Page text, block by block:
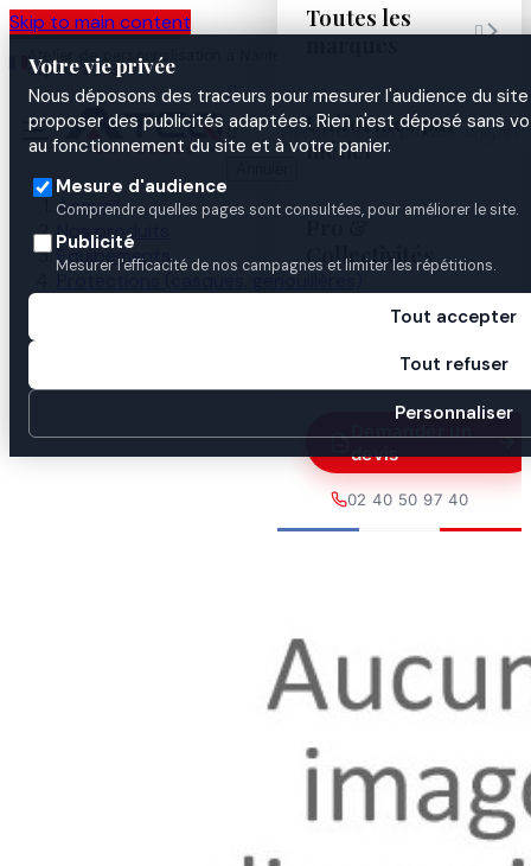
Skip to main content
Votre vie privée
Nous déposons des traceurs pour mesurer l'audience du
proposer des publicités adaptées. Rien n'est déposé sans
au fonctionnement du site et à votre panier.
Mesure d'audience
Comprendre quelles pages sont consultées, pour améliorer le site.
Publicité
Mesurer l'efficacité de nos campagnes et limiter les répétitions.
Tout accepter
Tout refuser
Personnaliser
Atelier de personnalisation à Nantes
depuis 2003


Toutes les
marques

Uniformes par
métier
Pro &
Collectivités
Demander un
devis
02 40 50 97 40
Accueil
Nos produits
Équipements
Protections (casques, genouillères)